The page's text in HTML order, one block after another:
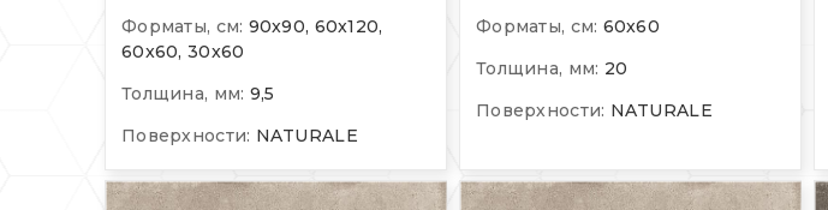
Форматы, см: 90x90, 60x120,
60x60, 30x60
Толщина, мм: 9,5
Поверхности: NATURALE
Форматы, см: 60x60
Толщина, мм: 20
Поверхности: NATURALE